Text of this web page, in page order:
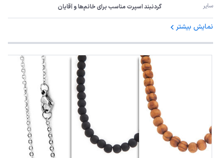
سایر گردنبند اسپرت مناسب برای خانم‌ها و آقایان
نمایش بیشتر